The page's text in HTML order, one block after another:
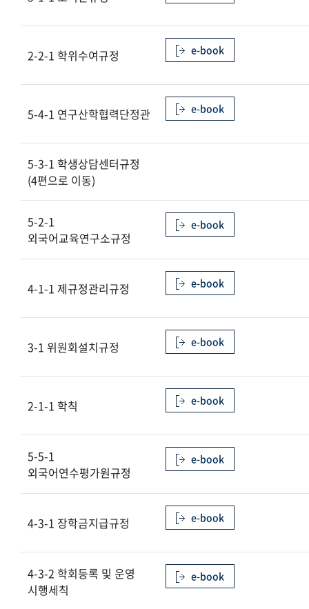
제2장 부속연구기관
제3장 부설기관
제4장 산학협력기관
제5장 부속교육기관
2-2-1 학위수여규정 e-book
5-4-1 연구산학협력단정관 e-book
5-3-1 학생상담센터규정
(4편으로 이동)
5-2-1
외국어교육연구소규정
e-book
4-1-1 제규정관리규정 e-book
3-1 위원회설치규정 e-book
2-1-1 학칙 e-book
5-5-1
외국어연수평가원규정
e-book
4-3-1 장학금지급규정 e-book
4-3-2 학회등록 및 운영
시행세칙
e-book